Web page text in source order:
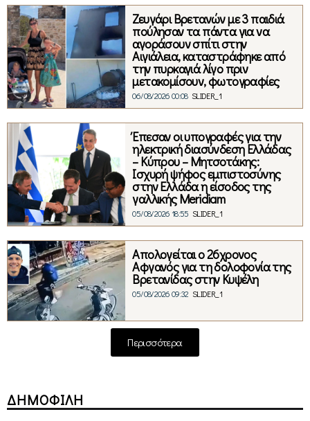
Ζευγάρι Βρετανών με 3 παιδιά
πούλησαν τα πάντα για να
αγοράσουν σπίτι στην
Αιγιάλεια, καταστράφηκε από
την πυρκαγιά λίγο πριν
μετακομίσουν, φωτογραφίες
06/08/2026 00:08 SLIDER_1
Έπεσαν οι υπογραφές για την
ηλεκτρική διασύνδεση Ελλάδας
– Κύπρου – Μητσοτάκης:
Ισχυρή ψήφος εμπιστοσύνης
στην Ελλάδα η είσοδος της
γαλλικής Meridiam
05/08/2026 18:55 SLIDER_1
Απολογείται ο 26χρονος
Αφγανός για τη δολοφονία της
Βρετανίδας στην Κυψέλη
05/08/2026 09:32 SLIDER_1
Περισσότερα
ΔΗΜΟΦΙΛΗ